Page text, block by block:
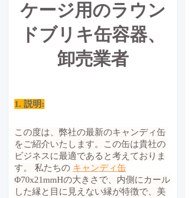
ケージ用のラウン
ドブリキ缶容器、
卸売業者
1. 説明:
この度は、弊社の最新のキャンディ缶
をご紹介いたします。この缶は貴社の
ビジネスに最適であると考えておりま
す。 私たちの キャンディ缶
Φ70x21mmHの大きさで、内側にカール
した縁と目に見えない縁が特徴で、美